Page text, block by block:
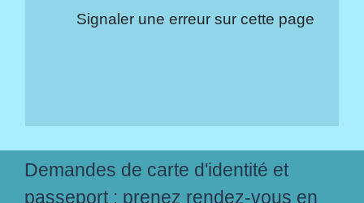
Signaler une erreur sur cette page
Demandes de carte d'identité et
passeport : prenez rendez-vous en